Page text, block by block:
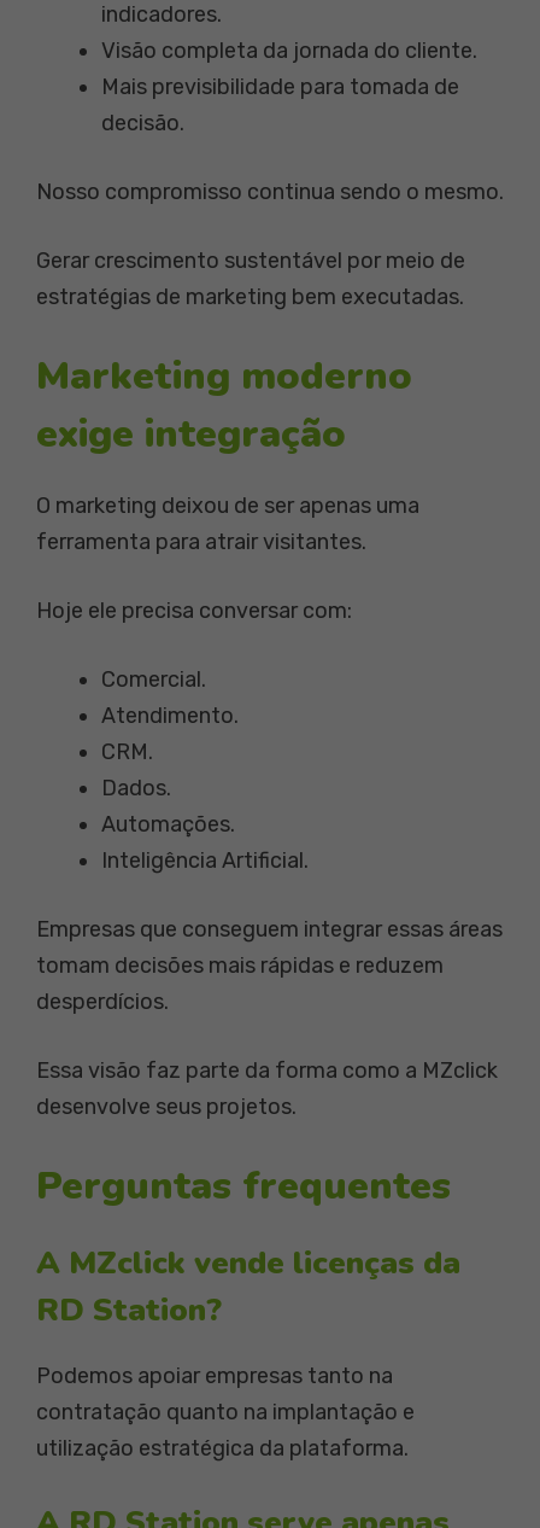
indicadores.
Visão completa da jornada do cliente.
Mais previsibilidade para tomada de
decisão.
Nosso compromisso continua sendo o mesmo.
Gerar crescimento sustentável por meio de
estratégias de marketing bem executadas.
Marketing moderno
exige integração
O marketing deixou de ser apenas uma
ferramenta para atrair visitantes.
Hoje ele precisa conversar com:
Comercial.
Atendimento.
CRM.
Dados.
Automações.
Inteligência Artificial.
Empresas que conseguem integrar essas áreas
tomam decisões mais rápidas e reduzem
desperdícios.
Essa visão faz parte da forma como a MZclick
desenvolve seus projetos.
Perguntas frequentes
A MZclick vende licenças da
RD Station?
Podemos apoiar empresas tanto na
contratação quanto na implantação e
utilização estratégica da plataforma.